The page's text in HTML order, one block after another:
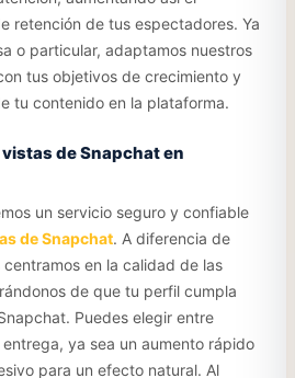
retención de tus espectadores. Ya
o particular, adaptamos nuestros
tus objetivos de crecimiento y
tu contenido en la plataforma.
de Snapchat en
un servicio seguro y confiable
de Snapchat. A diferencia de
en la calidad de las
de que tu perfil cumpla
Puedes elegir entre
ya sea un aumento rápido
para un efecto natural. Al